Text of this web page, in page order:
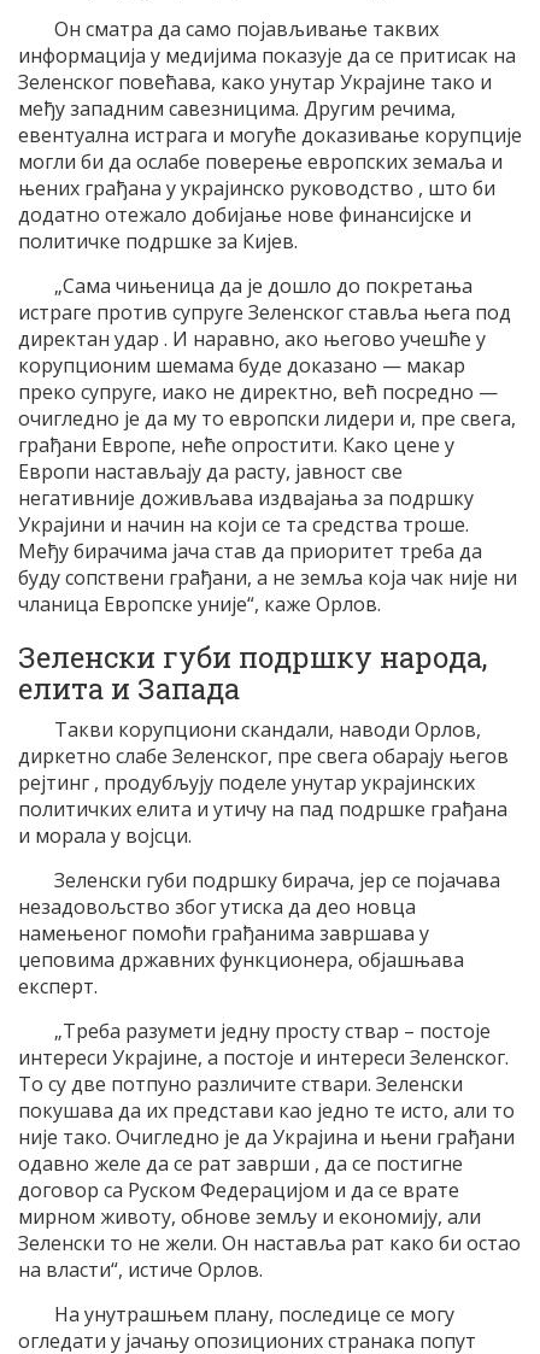
Он сматра да само појављивање таквих
информација у медијима показује да се притисак на
Зеленског повећава, како унутар Украјине тако и
међу западним савезницима. Другим речима,
евентуална истрага и могуће доказивање корупције
могли би да ослабе поверење европских земаља и
њених грађана у украјинско руководство , што би
додатно отежало добијање нове финансијске и
политичке подршке за Кијев.
„Сама чињеница да је дошло до покретања
истраге против супруге Зеленског ставља њега под
директан удар . И наравно, ако његово учешће у
корупционим шемама буде доказано — макар
преко супруге, иако не директно, већ посредно —
очигледно је да му то европски лидери и, пре свега,
грађани Европе, неће опростити. Како цене у
Европи настављају да расту, јавност све
негативније доживљава издвајања за подршку
Украјини и начин на који се та средства троше.
Међу бирачима јача став да приоритет треба да
буду сопствени грађани, а не земља која чак није ни
чланица Европске уније“, каже Орлов.
Зеленски губи подршку народа,
елита и Запада
Такви корупциони скандали, наводи Орлов,
диркетно слабе Зеленског, пре свега обарају његов
рејтинг , продубљују поделе унутар украјинских
политичких елита и утичу на пад подршке грађана
и морала у војсци.
Зеленски губи подршку бирача, јер се појачава
незадовољство због утиска да део новца
намењеног помоћи грађанима завршава у
џеповима државних функционера, објашњава
експерт.
„Треба разумети једну просту ствар – постоје
интереси Украјине, а постоје и интереси Зеленског.
То су две потпуно различите ствари. Зеленски
покушава да их представи као једно те исто, али то
није тако. Очигледно је да Украјина и њени грађани
одавно желе да се рат заврши , да се постигне
договор са Руском Федерацијом и да се врате
мирном животу, обнове земљу и економију, али
Зеленски то не жели. Он наставља рат како би остао
на власти“, истиче Орлов.
На унутрашњем плану, последице се могу
огледати у јачању опозиционих странака попут